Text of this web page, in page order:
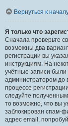
Вернуться к
Я только что
Сначала проверьте
возможны два
регистрации вы
инструкциям. На
учётные записи были
администратором до
процессе
следуйте
то возможно, что вы
заблокирован спам-
адрес email,